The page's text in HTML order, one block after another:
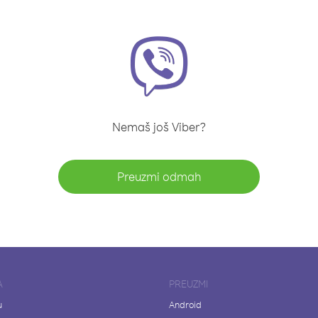
Nemaš još Viber?
Preuzmi odmah
PREUZMI
Android